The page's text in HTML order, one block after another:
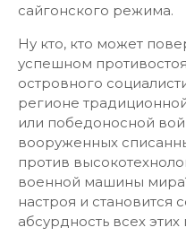
сайгонского режима.
Ну кто, кто может
успешном
островного
регионе
или победоносной
вооруженных
против
военной машины
настроя и
абсурдность всех